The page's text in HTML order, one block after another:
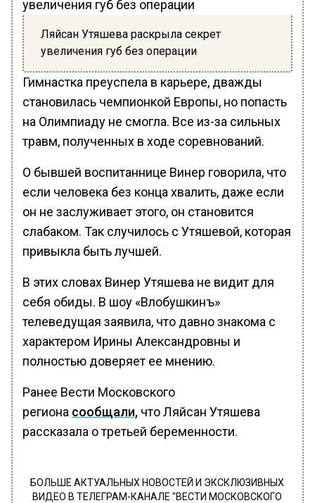
Ляйсан Утяшева раскрыла секрет
увеличения губ без операции
Гимнастка преуспела в карьере, дважды
становилась чемпионкой Европы, но попасть
на Олимпиаду не смогла. Все из-за сильных
травм, полученных в ходе соревнований.
О бывшей воспитаннице Винер говорила, что
если человека без конца хвалить, даже если
он не заслуживает этого, он становится
слабаком. Так случилось с Утяшевой, которая
привыкла быть лучшей.
В этих словах Винер Утяшева не видит для
себя обиды. В шоу «Влобушкинъ»
телеведущая заявила, что давно знакома с
характером Ирины Александровны и
полностью доверяет ее мнению.
Ранее Вести Московского
региона сообщали, что Ляйсан Утяшева
рассказала о третьей беременности.
БОЛЬШЕ АКТУАЛЬНЫХ НОВОСТЕЙ И ЭКСКЛЮЗИВНЫХ
ВИДЕО В ТЕЛЕГРАМ-КАНАЛЕ "ВЕСТИ МОСКОВСКОГО